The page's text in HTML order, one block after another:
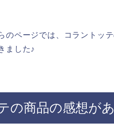
のページでは、コラントッ
ました♪
の商品の感想が